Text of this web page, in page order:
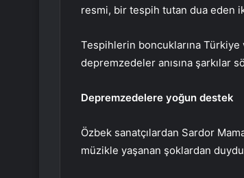
resmi, bir tespih tutan dua eden
Tespihlerin boncuklarına Türkiye
depremzedeler anısına şarkılar
Depremzedelere yoğun destek
Özbek sanatçılardan Sardor
müzikle yaşanan şoklardan